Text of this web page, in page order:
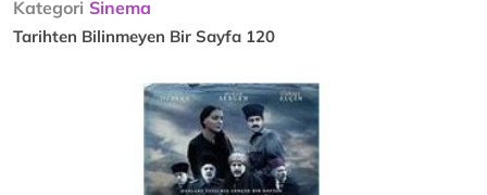
Kategori Sinema
Tarihten Bilinmeyen Bir Sayfa 120